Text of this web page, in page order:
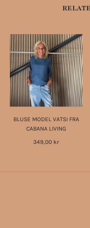
BLUSE MODEL VATSI FRA
CABANA LIVING
349,00 kr